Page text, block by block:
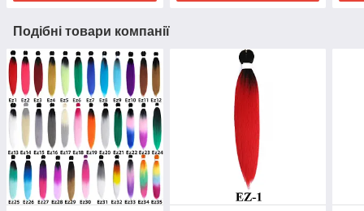
Подібні товари компанії